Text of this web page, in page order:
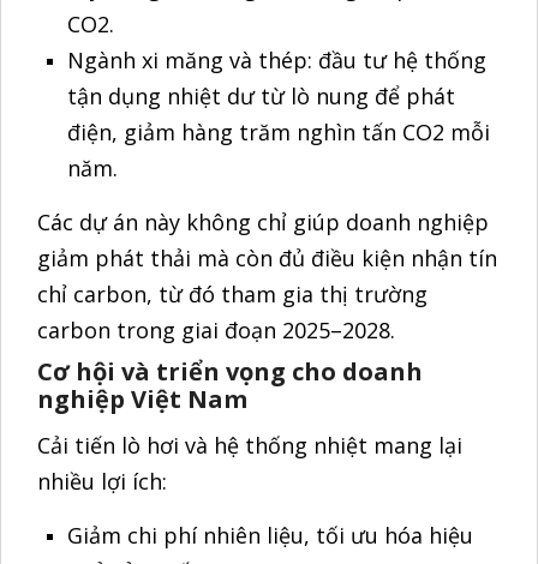
Cải tiến lò hơi và hệ thống nhiệt mang lại
nhiều lợi ích:
Giảm chi phí nhiên liệu, tối ưu hóa hiệu
quả sản xuất.
Đáp ứng quy định kiểm toán năng lượng,
kiểm kê KNK và thị trường carbon sắp
vận hành.
Tăng khả năng tiếp cận tín dụng xanh từ
ngân hàng, quỹ đầu tư quốc tế.
Nâng cao uy tín thương hiệu trong chuỗi
cung ứng toàn cầu, đặc biệt với khách
hàng EU, Mỹ, Nhật.
Trong dài hạn, các doanh nghiệp có hệ